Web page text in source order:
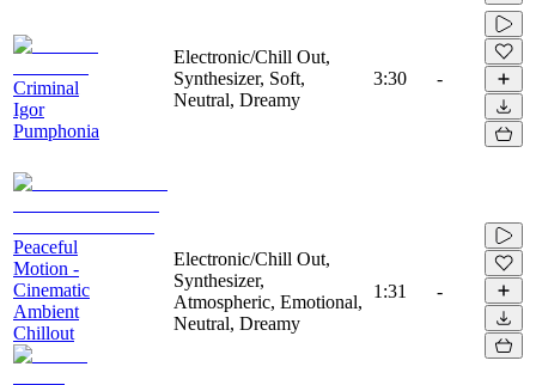
Criminal
Igor
Pumphonia
Electronic/Chill Out,
Synthesizer, Soft,
Neutral, Dreamy
3:30 -
Peaceful
Motion -
Cinematic
Ambient
Chillout
Electronic/Chill Out,
Synthesizer,
Atmospheric, Emotional,
Neutral, Dreamy
1:31 -